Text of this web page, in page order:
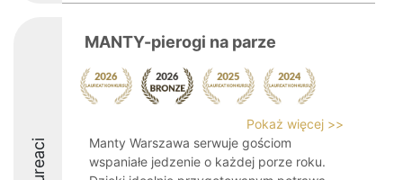
MANTY-pierogi na parze
Pokaż więcej >>
Manty Warszawa serwuje gościom
wspaniałe jedzenie o każdej porze roku.